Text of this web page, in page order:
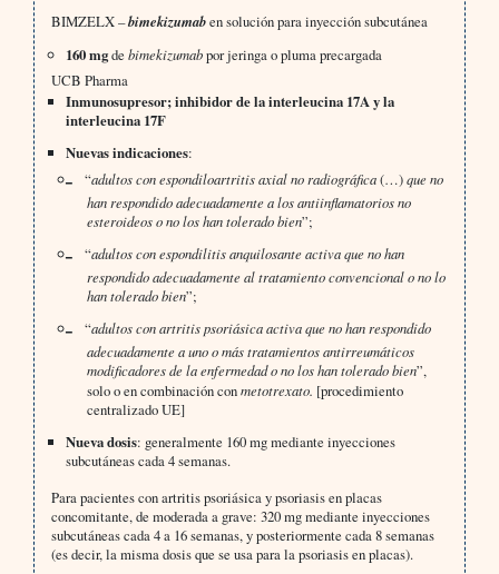
BIMZELX –bimekizumaben solución para inyección subcutánea
160 mgdebimekizumabpor jeringa o pluma precargada
UCB Pharma
Inmunosupresor; inhibidor de la interleucina 17A y la
interleucina 17F
Nuevas indicaciones:
“adultos con espondiloartritis axial no radiográfica(…)que no
han respondido adecuadamente a los antiinflamatorios no
esteroideos o no los han tolerado bien”;
“adultos con espondilitis anquilosante activa que no han
respondido adecuadamente al tratamiento convencional o no lo
han tolerado bien”;
“adultos con artritis psoriásica activa que no han respondido
adecuadamente a uno o más tratamientos antirreumáticos
modificadores de la enfermedad o no los han tolerado bien”,
solo o en combinación conmetotrexato. [procedimiento
centralizado UE]
Nueva dosis: generalmente 160 mg mediante inyecciones
subcutáneas cada 4 semanas.
Para pacientes con artritis psoriásica y psoriasis en placas
concomitante, de moderada a grave: 320 mg mediante inyecciones
subcutáneas cada 4 a 16 semanas, y posteriormente cada 8 semanas
(es decir, la misma dosis que se usa para la psoriasis en placas).